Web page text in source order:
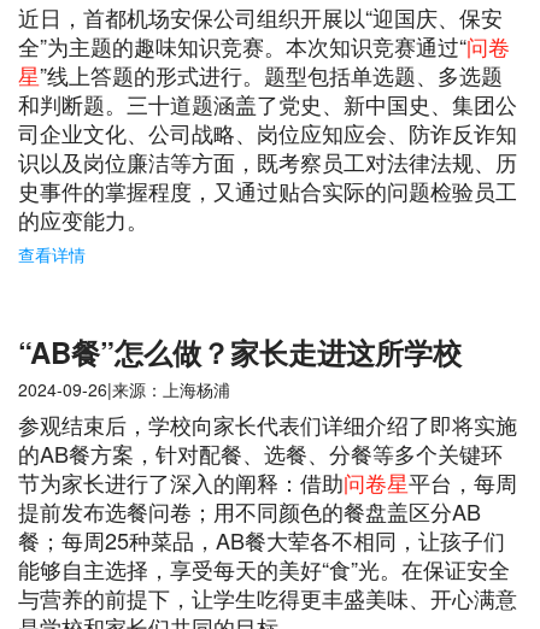
近日，首都机场安保公司组织开展以“迎国庆、保安
全”为主题的趣味知识竞赛。本次知识竞赛通过“问卷
星”线上答题的形式进行。题型包括单选题、多选题
和判断题。三十道题涵盖了党史、新中国史、集团公
司企业文化、公司战略、岗位应知应会、防诈反诈知
识以及岗位廉洁等方面，既考察员工对法律法规、历
史事件的掌握程度，又通过贴合实际的问题检验员工
的应变能力。
查看详情
“AB餐”怎么做？家长走进这所学校
2024-09-26|来源：上海杨浦
参观结束后，学校向家长代表们详细介绍了即将实施
的AB餐方案，针对配餐、选餐、分餐等多个关键环
节为家长进行了深入的阐释：借助问卷星平台，每周
提前发布选餐问卷；用不同颜色的餐盘盖区分AB
餐；每周25种菜品，AB餐大荤各不相同，让孩子们
能够自主选择，享受每天的美好“食”光。在保证安全
与营养的前提下，让学生吃得更丰盛美味、开心满意